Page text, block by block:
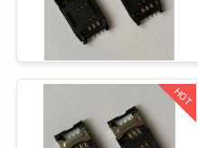
QUAN
HOT